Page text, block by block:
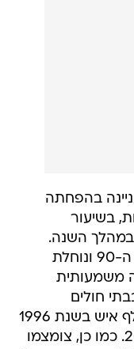
בהפחתה
בשיעור
במהלך השנה.
רפורמה זו התחילה באמצע שנות ה-90 ונוחלת
משמעותית
חולים
פסיכיאטריים, מ-1.15 אשפוזים לאלף איש בשנת 1996
ל-0.5 אשפוזים לאלף איש ב- 2013. כמו כן, צומצמו